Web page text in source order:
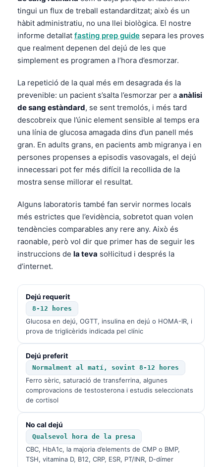
tingui un flux de treball estandarditzat; això és un
hàbit administratiu, no una llei biològica. El nostre
informe detallat fasting prep guide separa les proves
que realment depenen del dejú de les que
simplement es programen a l’hora d’esmorzar.
La repetició de la qual més em desagrada és la
prevenible: un pacient s’salta l’esmorzar per a anàlisi
de sang estàndard, se sent tremolós, i més tard
descobreix que l’únic element sensible al temps era
una línia de glucosa amagada dins d’un panell més
gran. En adults grans, en pacients amb migranya i en
persones propenses a episodis vasovagals, el dejú
innecessari pot fer més difícil la recollida de la
mostra sense millorar el resultat.
Alguns laboratoris també fan servir normes locals
més estrictes que l’evidència, sobretot quan volen
tendències comparables any rere any. Això és
raonable, però vol dir que primer has de seguir les
instruccions de la teva sol·licitud i després la
d’internet.
Dejú requerit
8-12 hores
Glucosa en dejú, OGTT, insulina en dejú o HOMA-IR, i
prova de triglicèrids indicada pel clínic
Dejú preferit
Normalment al matí, sovint 8-12 hores
Ferro sèric, saturació de transferrina, algunes
comprovacions de testosterona i estudis seleccionats
de cortisol
No cal dejú
Qualsevol hora de la presa
CBC, HbA1c, la majoria d’elements de CMP o BMP,
TSH, vitamina D, B12, CRP, ESR, PT/INR, D-dímer